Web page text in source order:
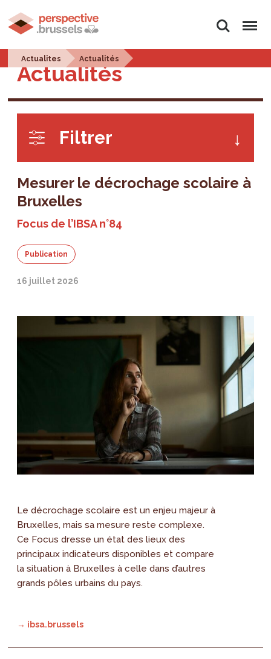
Rechercher
Menu
Actualites Actualités
Actualités
Filtrer
Mesurer le décrochage scolaire à
Bruxelles
Focus de l’IBSA n°84
Publication
16 juillet 2026
Le décrochage scolaire est un enjeu majeur à
Bruxelles, mais sa mesure reste complexe.
Ce Focus dresse un état des lieux des
principaux indicateurs disponibles et compare
la situation à Bruxelles à celle dans d’autres
grands pôles urbains du pays.
→ ibsa.brussels